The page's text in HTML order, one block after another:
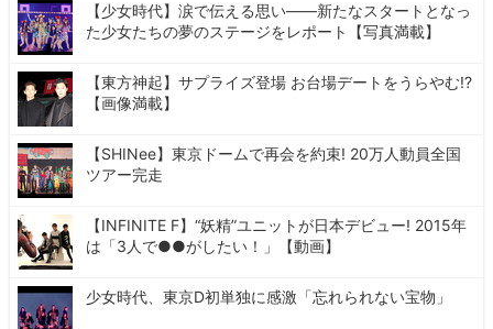
【少女時代】涙で伝える思い――新たなスタートとなっ
た少女たちの夢のステージをレポート【写真満載】
【東方神起】サプライズ登場 お台場デートをうらやむ!?
【画像満載】
【SHINee】東京ドームで再会を約束! 20万人動員全国
ツアー完走
【INFINITE F】“妖精”ユニットが日本デビュー! 2015年
は「3人で●●がしたい！」【動画】
少女時代、東京D初単独に感激「忘れられない宝物」